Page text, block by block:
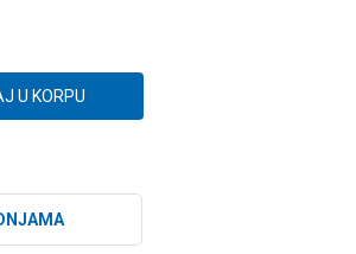
U KORPU